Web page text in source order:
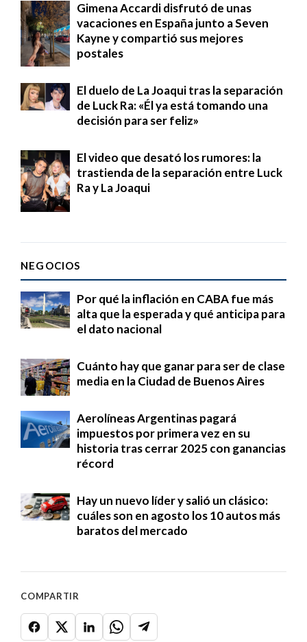
Gimena Accardi disfrutó de unas
vacaciones en España junto a Seven
Kayne y compartió sus mejores
postales
El duelo de La Joaqui tras la separación
de Luck Ra: «Él ya está tomando una
decisión para ser feliz»
El video que desató los rumores: la
trastienda de la separación entre Luck
Ra y La Joaqui
NEGOCIOS
Por qué la inflación en CABA fue más
alta que la esperada y qué anticipa para
el dato nacional
Cuánto hay que ganar para ser de clase
media en la Ciudad de Buenos Aires
Aerolíneas Argentinas pagará
impuestos por primera vez en su
historia tras cerrar 2025 con ganancias
récord
Hay un nuevo líder y salió un clásico:
cuáles son en agosto los 10 autos más
baratos del mercado
COMPARTIR